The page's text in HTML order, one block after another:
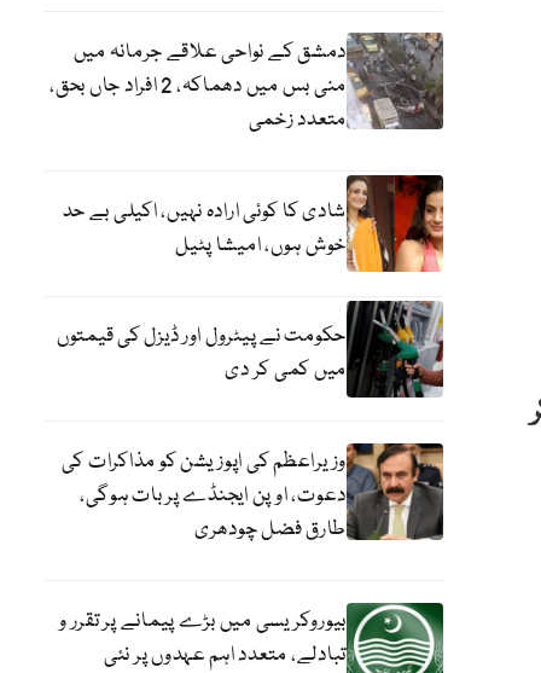
دمشق کے نواحی علاقے جرمانہ میں
منی بس میں دھماکہ، 2 افراد جاں بحق،
متعدد زخمی
شادی کا کوئی ارادہ نہیں، اکیلی بے حد
خوش ہوں، امیشا پٹیل
حکومت نے پیٹرول اور ڈیزل کی قیمتوں
میں کمی کر دی
وزیراعظم کی اپوزیشن کو مذاکرات کی
دعوت، اوپن ایجنڈے پر بات ہوگی،
طارق فضل چودھری
بیوروکریسی میں بڑے پیمانے پر تقرر و
تبادلے، متعدد اہم عہدوں پر نئی